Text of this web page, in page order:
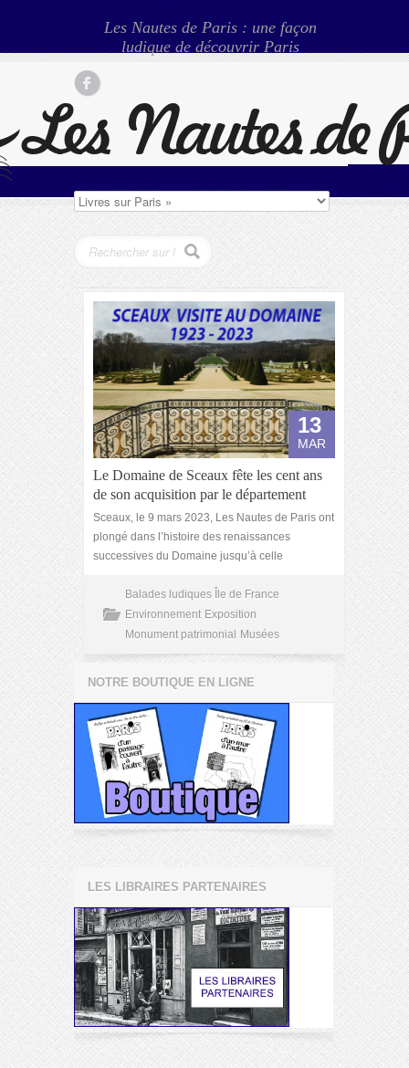
Les Nautes de Paris : une façon
ludique de découvrir Paris
13
MAR
Le Domaine de Sceaux fête les cent ans
de son acquisition par le département
Sceaux, le 9 mars 2023, Les Nautes de Paris ont
plongé dans l’histoire des renaissances
successives du Domaine jusqu’à celle
Balades ludiques Île de France
Environnement Exposition
Monument patrimonial
Musées
NOTRE BOUTIQUE EN LIGNE
LES LIBRAIRES PARTENAIRES